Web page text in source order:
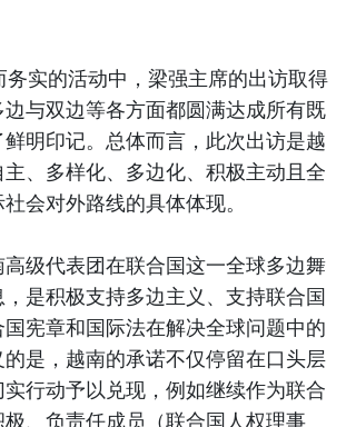
务实的活动中，梁强主席的出访取得
与双边等各方面都圆满达成所有既
明印记。总体而言，此次出访是越
、多样化、多边化、积极主动且全
会对外路线的具体体现。
级代表团在联合国这一全球多边舞
是积极支持多边主义、支持联合国
宪章和国际法在解决全球问题中的
是，越南的承诺不仅停留在口头层
行动予以兑现，例如继续作为联合
、负责任成员（联合国人权理事